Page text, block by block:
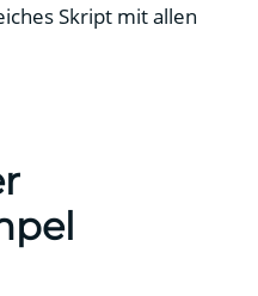
Skript mit allen